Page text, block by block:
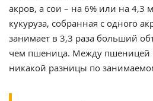
акров, а сои – на 6% или на 4,3
кукуруза, собранная с одного
занимает в 3,3 раза больший
чем пшеница. Между пшеницей
никакой разницы по